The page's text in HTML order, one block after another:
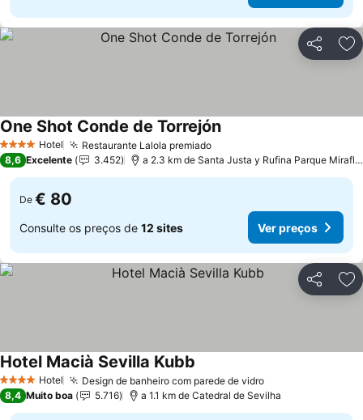
Partilhar
4 EstrelasHotel Restaurante Lalola premiado
One Shot Conde de Torrejón
8,6 Excelente 3.452 a 2.3 km de Santa Justa y Rufina Parque Miraflores
De € 80
Consulte os preços de 12 sites Ver preços
Partilhar
4 EstrelasHotel Design de banheiro com parede de vidro
Hotel Macià Sevilla Kubb
8,4 Muito boa 5.716 a 1.1 km de Catedral de Sevilha